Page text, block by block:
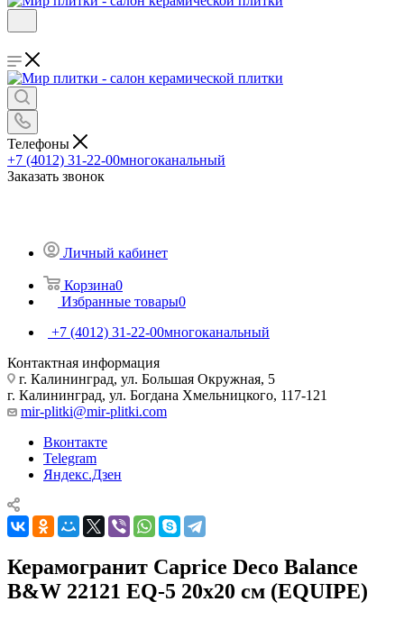
Телефоны
+7 (4012) 31-22-00многоканальный
Заказать звонок
Личный кабинет
Корзина0
Избранные товары0
+7 (4012) 31-22-00многоканальный
Контактная информация
г. Калининград, ул. Большая Окружная, 5
г. Калининград, ул. Богдана Хмельницкого, 117-121
mir-plitki@mir-plitki.com
Вконтакте
Telegram
Яндекс.Дзен
Керамогранит Caprice Deco Balance
B&W 22121 EQ-5 20x20 см (EQUIPE)